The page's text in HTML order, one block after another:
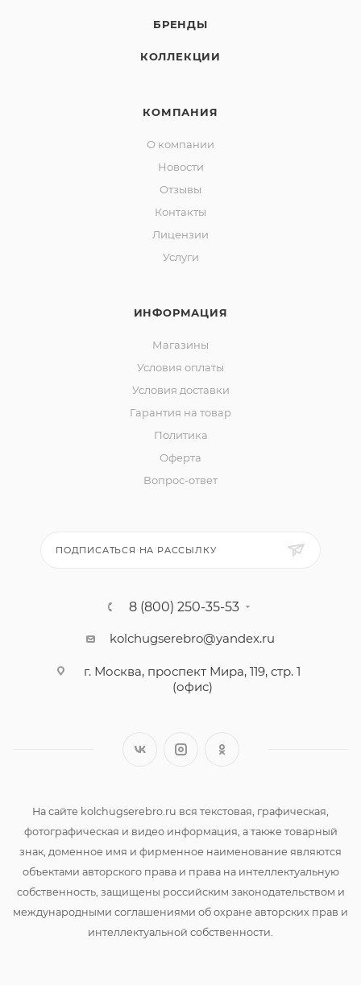
БРЕНДЫ
КОЛЛЕКЦИИ
КОМПАНИЯ
О компании
Новости
Отзывы
Контакты
Лицензии
Услуги
ИНФОРМАЦИЯ
Магазины
Условия оплаты
Условия доставки
Гарантия на товар
Политика
Оферта
Вопрос-ответ
ПОДПИСАТЬСЯ НА РАССЫЛКУ
8 (800) 250-35-53
kolchugserebro@yandex.ru
г. Москва, проспект Мира, 119, стр. 1
(офис)
На сайте kolchugserebro.ru вся текстовая, графическая,
фотографическая и видео информация, а также товарный
знак, доменное имя и фирменное наименование являются
объектами авторского права и права на интеллектуальную
собственность, защищены российским законодательством и
международными соглашениями об охране авторских прав и
интеллектуальной собственности.